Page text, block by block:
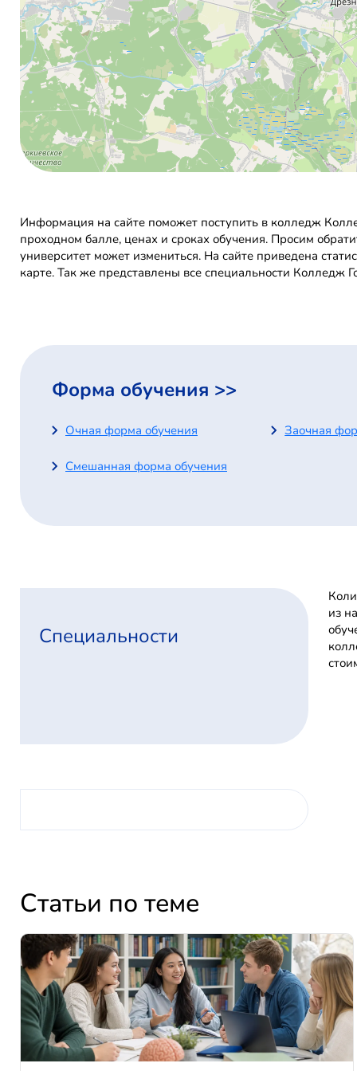
Информация на сайте поможет поступить в колледж
проходном балле, ценах и сроках обучения. Просим
университет может измениться. На сайте приведена
карте. Так же представлены все специальности Колледж
Форма обучения >>
Очная форма обучения Заочная
Смешанная форма обучения
Специальности
из
Статьи по теме